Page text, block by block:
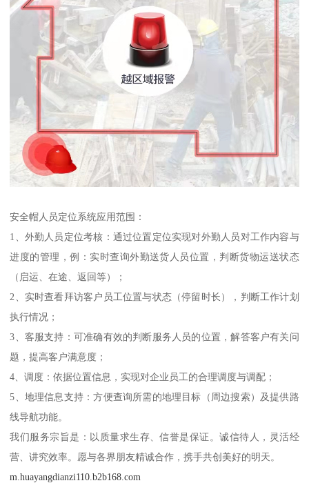
安全帽人员定位系统应用范围：
1、外勤人员定位考核：通过位置定位实现对外勤人员对工作内容与
进度的管理，例：实时查询外勤送货人员位置，判断货物运送状态
（启运、在途、返回等）；
2、实时查看拜访客户员工位置与状态（停留时长），判断工作计划
执行情况；
3、客服支持：可准确有效的判断服务人员的位置，解答客户有关问
题，提高客户满意度；
4、调度：依据位置信息，实现对企业员工的合理调度与调配；
5、地理信息支持：方便查询所需的地理目标（周边搜索）及提供路
线导航功能。
我们服务宗旨是：以质量求生存、信誉是保证。诚信待人，灵活经
营、讲究效率。愿与各界朋友精诚合作，携手共创美好的明天。
m.huayangdianzi110.b2b168.com